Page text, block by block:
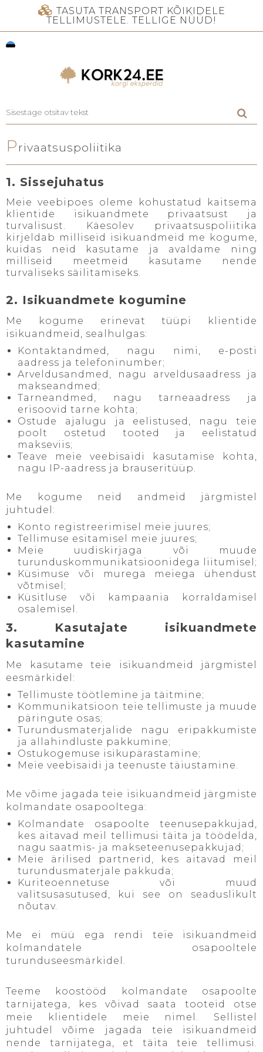
TASUTA TRANSPORT KÕIKIDELE
TELLIMUSTELE. TELLIGE NÜÜD!
P rivaatsuspoliitika
1. Sissejuhatus
Meie veebipoes oleme kohustatud kaitsema
klientide isikuandmete privaatsust ja
turvalisust. Käesolev privaatsuspoliitika
kirjeldab milliseid isikuandmeid me kogume,
kuidas neid kasutame ja avaldame ning
milliseid meetmeid kasutame nende
turvaliseks säilitamiseks.
2. Isikuandmete kogumine
Me kogume erinevat tüüpi klientide
isikuandmeid, sealhulgas:
Kontaktandmed, nagu nimi, e-posti
aadress ja telefoninumber;
Arveldusandmed, nagu arveldusaadress ja
makseandmed;
Tarneandmed, nagu tarneaadress ja
erisoovid tarne kohta;
Ostude ajalugu ja eelistused, nagu teie
poolt ostetud tooted ja eelistatud
makseviis;
Teave meie veebisaidi kasutamise kohta,
nagu IP-aadress ja brauseritüüp.
Me kogume neid andmeid järgmistel
juhtudel:
Konto registreerimisel meie juures;
Tellimuse esitamisel meie juures;
Meie uudiskirjaga või muude
turunduskommunikatsioonidega liitumisel;
Küsimuse või murega meiega ühendust
võtmisel;
Küsitluse või kampaania korraldamisel
osalemisel.
3. Kasutajate isikuandmete
kasutamine
Me kasutame teie isikuandmeid järgmistel
eesmärkidel:
Tellimuste töötlemine ja täitmine;
Kommunikatsioon teie tellimuste ja muude
päringute osas;
Turundusmaterjalide nagu eripakkumiste
ja allahindluste pakkumine;
Ostukogemuse isikupärastamine;
Meie veebisaidi ja teenuste täiustamine.
Me võime jagada teie isikuandmeid järgmiste
kolmandate osapooltega:
Kolmandate osapoolte teenusepakkujad,
kes aitavad meil tellimusi täita ja töödelda,
nagu saatmis- ja makseteenusepakkujad;
Meie ärilised partnerid, kes aitavad meil
turundusmaterjale pakkuda;
Kuriteoennetuse või muud
valitsusasutused, kui see on seaduslikult
nõutav.
Me ei müü ega rendi teie isikuandmeid
kolmandatele osapooltele
turunduseesmärkidel.
Teeme koostööd kolmandate osapoolte
tarnijatega, kes võivad saata tooteid otse
meie klientidele meie nimel. Sellistel
juhtudel võime jagada teie isikuandmeid
nende tarnijatega, et täita teie tellimusi.